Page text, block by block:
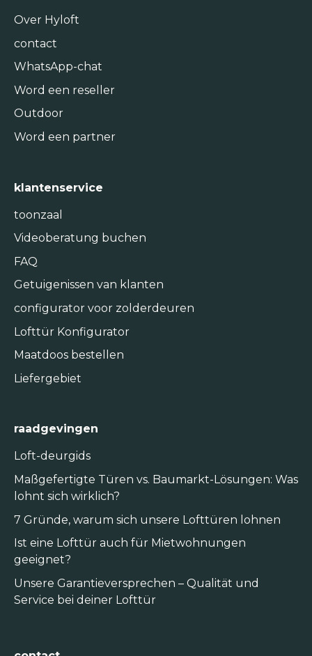
Over Hyloft
contact
WhatsApp-chat
Word een reseller
Outdoor
Word een partner
klantenservice
toonzaal
Videoberatung buchen
FAQ
Getuigenissen van klanten
configurator voor zolderdeuren
Lofttür Konfigurator
Maatdoos bestellen
Liefergebiet
raadgevingen
Loft-deurgids
Maßgefertigte Türen vs. Baumarkt-Lösungen: Was
lohnt sich wirklich?
7 Gründe, warum sich unsere Lofttüren lohnen
Ist eine Lofttür auch für Mietwohnungen
geeignet?
Unsere Garantieversprechen – Qualität und
Service bei deiner Lofttür